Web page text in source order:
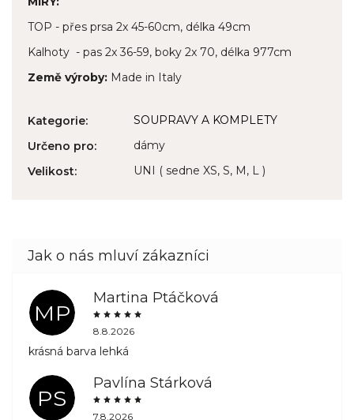
TOP - přes prsa 2x 45-60cm, délka 49cm
Kalhoty - pas 2x 36-59, boky 2x 70, délka 977cm
Země výroby: Made in Italy
Kategorie:
SOUPRAVY A KOMPLETY
Určeno pro:
dámy
Velikost: UNI ( sedne XS, S, M, L )
MP
Martina Ptáčková
8.8.2026
krásná barva lehká
PS
Pavlína Stárková
7.8.2026